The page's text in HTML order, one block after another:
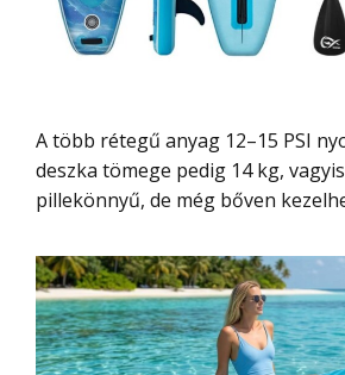
A több rétegű anyag 12–15 PSI nyomásra fújható, a
deszka tömege pedig 14 kg,
pillekönnyű, de még bőven